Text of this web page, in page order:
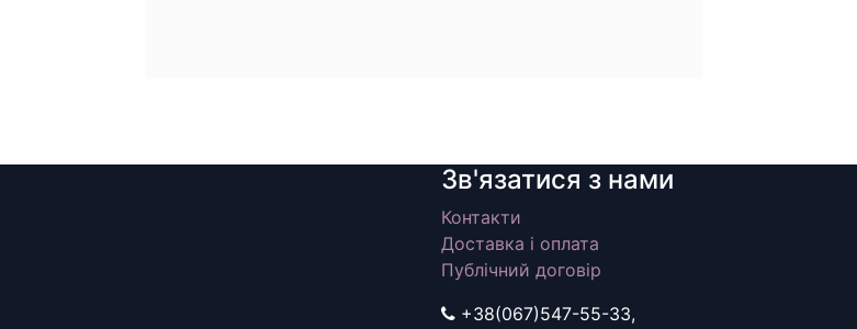
Зв'язатися з нами
Контакти
Доставка і оплата
Публічний договір
+38(067)547-55-33,